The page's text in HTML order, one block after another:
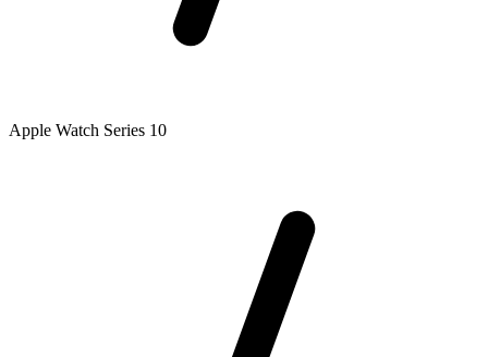
Apple Watch Series 10